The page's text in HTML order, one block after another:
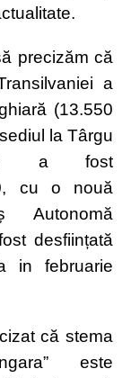
că
a
(13.550
la Târgu
a fost
cu o nouă
Autonomă
desființată
in februarie
că stema
ungara” este